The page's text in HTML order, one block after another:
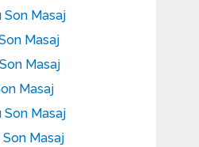
Son Masaj
Masaj
Masaj
Masaj
Son Masaj
Masaj